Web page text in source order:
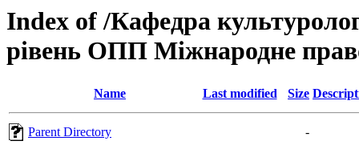
Index of /Кафедра
рівень ОПП Міжнародне
Name Last modified Size
Parent Directory
-